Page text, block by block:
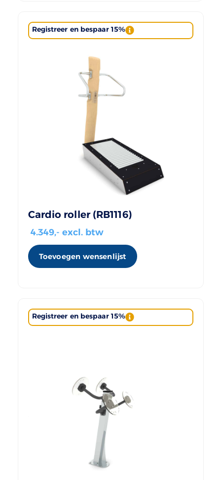
Registreer en bespaar 15%
Cardio roller (RB1116)
4.349,- excl. btw
Toevoegen wensenlijst
Registreer en bespaar 15%